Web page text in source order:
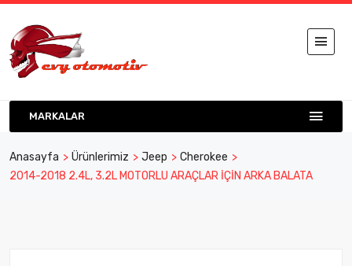
MARKALAR
Anasayfa Ürünlerimiz Jeep
Cherokee
2014-2018 2.4L, 3.2L MOTORLU ARAÇLAR İÇİN ARKA BALATA